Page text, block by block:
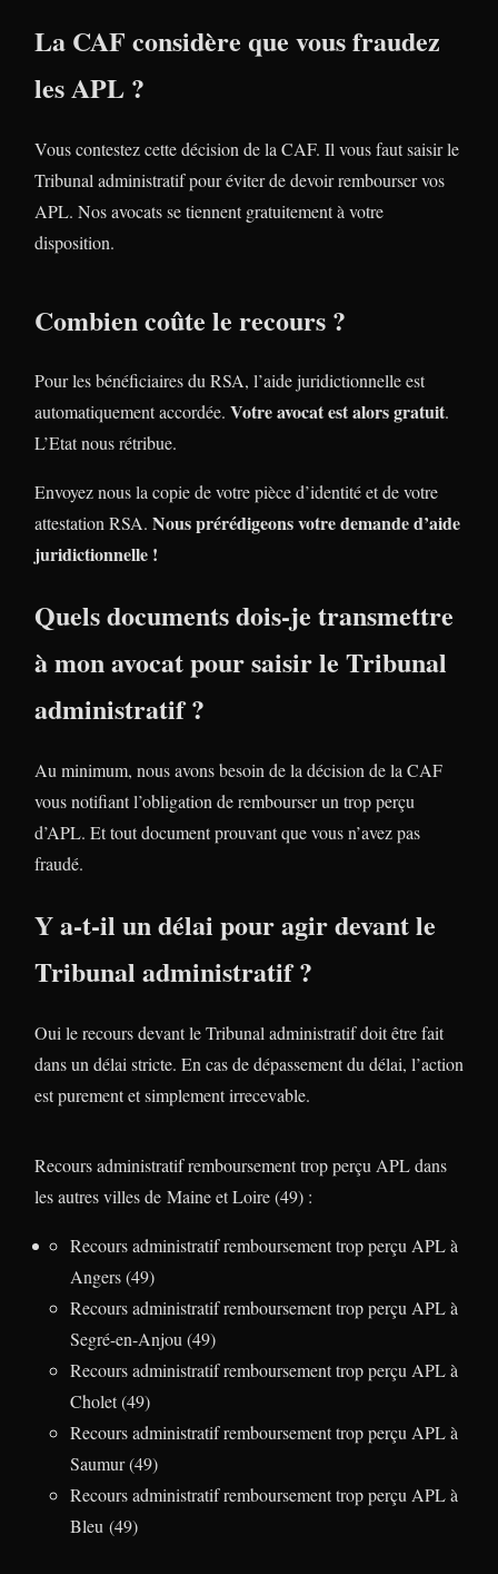
La CAF considère que vous fraudez
les APL ?
Vous contestez cette décision de la CAF. Il vous faut saisir le
Tribunal administratif pour éviter de devoir rembourser vos
APL. Nos avocats se tiennent gratuitement à votre
disposition.
Combien coûte le recours ?
Pour les bénéficiaires du RSA, l’aide juridictionnelle est
automatiquement accordée. Votre avocat est alors gratuit.
L’Etat nous rétribue.
Envoyez nous la copie de votre pièce d’identité et de votre
attestation RSA. Nous prérédigeons votre demande d’aide
juridictionnelle !
Quels documents dois-je transmettre
à mon avocat pour saisir le Tribunal
administratif ?
Au minimum, nous avons besoin de la décision de la CAF
vous notifiant l’obligation de rembourser un trop perçu
d’APL. Et tout document prouvant que vous n’avez pas
fraudé.
Y a-t-il un délai pour agir devant le
Tribunal administratif ?
Oui le recours devant le Tribunal administratif doit être fait
dans un délai stricte. En cas de dépassement du délai, l’action
est purement et simplement irrecevable.
Recours administratif remboursement trop perçu APL dans
les autres villes de Maine et Loire (49) :
Recours administratif remboursement trop perçu APL à
Angers (49)
Recours administratif remboursement trop perçu APL à
Segré-en-Anjou (49)
Recours administratif remboursement trop perçu APL à
Cholet (49)
Recours administratif remboursement trop perçu APL à
Saumur (49)
Recours administratif remboursement trop perçu APL à
Bleu (49)